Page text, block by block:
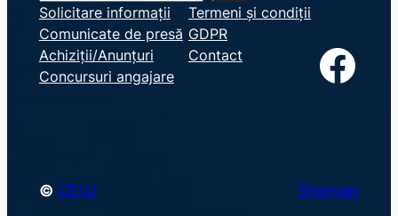
e
a
r
c
Solicitare informații
Comunicate de presă
Achiziții/Anunțuri
Concursuri angajare
Termeni și condiții
GDPR
Contact
Facebook
© CEVJ Sitemap